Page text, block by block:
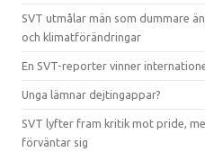
SVT utmålar män som dummare
och klimatförändringar
En SVT-reporter vinner
Unga lämnar dejtingappar?
SVT lyfter fram kritik mot pride,
förväntar sig